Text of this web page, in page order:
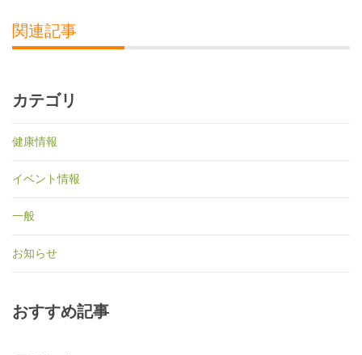
関連記事
カテゴリ
健康情報
イベント情報
一般
お知らせ
おすすめ記事